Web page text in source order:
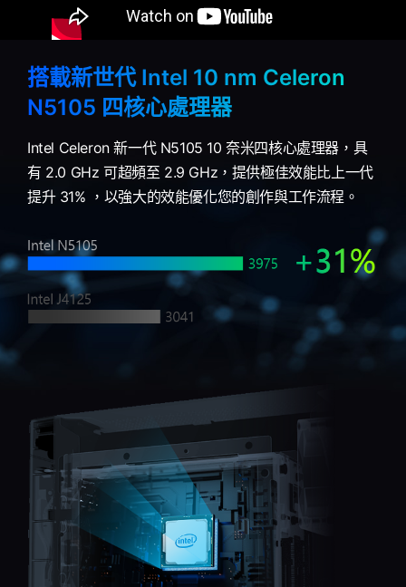
搭載新世代 Intel 10 nm Celeron
N5105 四核心處理器
Intel Celeron 新一代 N5105 10 奈米四核心處理器，具
有 2.0 GHz 可超頻至 2.9 GHz，提供極佳效能比上一代
提升 31% ，以強大的效能優化您的創作與工作流程。